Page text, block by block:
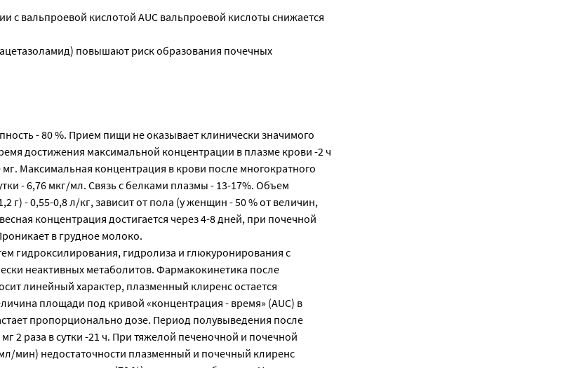
с вальпроевой кислотой AUC вальпроевой кислоты снижается
повышают риск образования почечных
- 80 %. Прием пищи не оказывает клинически значимого
достижения максимальной концентрации в плазме крови -2 ч
мг. Максимальная концентрация в крови после многократного
- 6,76 мкг/мл. Связь с белками плазмы - 13-17%. Объем
г) - 0,55-0,8 л/кг, зависит от пола (у женщин - 50 % от величин,
концентрация достигается через 4-8 дней, при почечной
в грудное молоко.
гидроксилирования, гидролиза и глюкуронирования с
неактивных метаболитов. Фармакокинетика после
линейный характер, плазменный клиренс остается
площади под кривой «концентрация - время» (AUC) в
пропорционально дозе. Период полувыведения после
2 раза в сутки -21 ч. При тяжелой печеночной и почечной
мин) недостаточности плазменный и почечный клиренс